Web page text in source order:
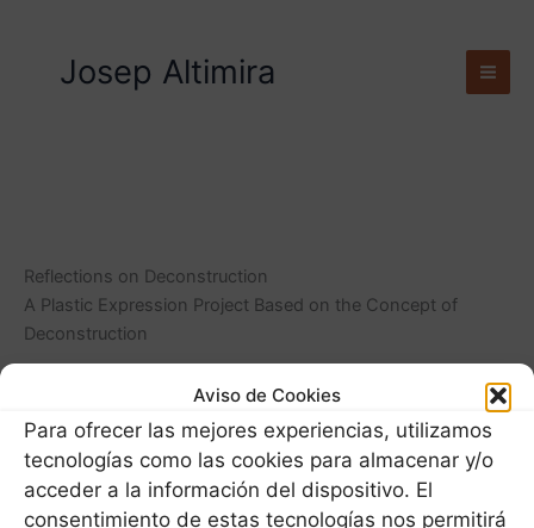
Aviso de Cookies
Para ofrecer las mejores experiencias, utilizamos
tecnologías como las cookies para almacenar y/o
acceder a la información del dispositivo. El
consentimiento de estas tecnologías nos permitirá
contenidoJosep Altimira
Reflections on Deconstruction
A Plastic Expression Project Based on the Concept of
Deconstruction
Deconstruction_ENG